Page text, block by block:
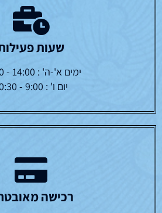
שעות
ימים א'-ה' : 14:00 - 19:00
יום ו' : 9:00 - 10:30
רכישה